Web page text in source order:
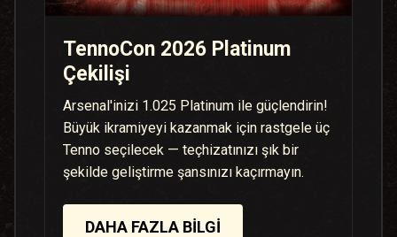
TennoCon 2026 Platinum
Çekilişi
Arsenal'inizi 1.025 Platinum ile güçlendirin!
Büyük ikramiyeyi kazanmak için rastgele üç
Tenno seçilecek — teçhizatınızı şık bir
şekilde geliştirme şansınızı kaçırmayın.
DAHA FAZLA BILGI